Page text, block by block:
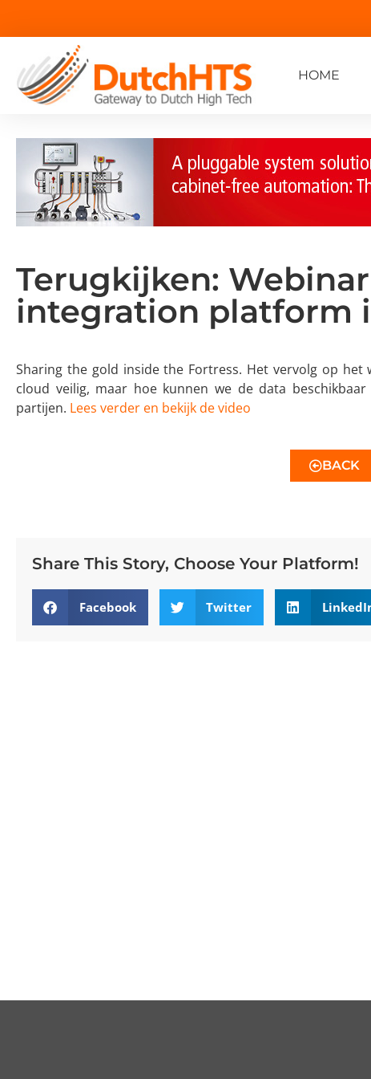
HOME
Terugkijken:
integration platform
Sharing the gold inside the Fortress. Het vervolg op
cloud veilig, maar hoe kunnen we de data
partijen. Lees verder en bekijk de video
BACK
Share This Story, Choose Your Platform!
Facebook Twitter